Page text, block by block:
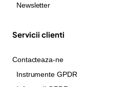
Newsletter
Servicii clienti
Contacteaza-ne
Instrumente GPDR